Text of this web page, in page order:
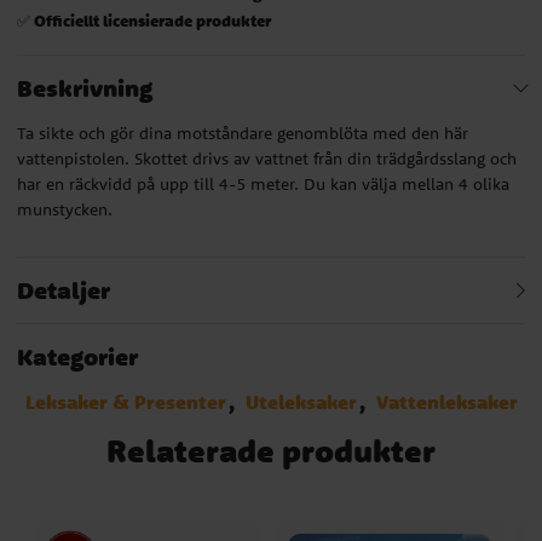
✅ Officiellt licensierade produkter
Beskrivning
Ta sikte och gör dina motståndare genomblöta med den här
vattenpistolen. Skottet drivs av vattnet från din trädgårdsslang och
har en räckvidd på upp till 4-5 meter. Du kan välja mellan 4 olika
munstycken.
Detaljer
Kategorier
Leksaker & Presenter Uteleksaker Vattenleksaker
Relaterade produkter